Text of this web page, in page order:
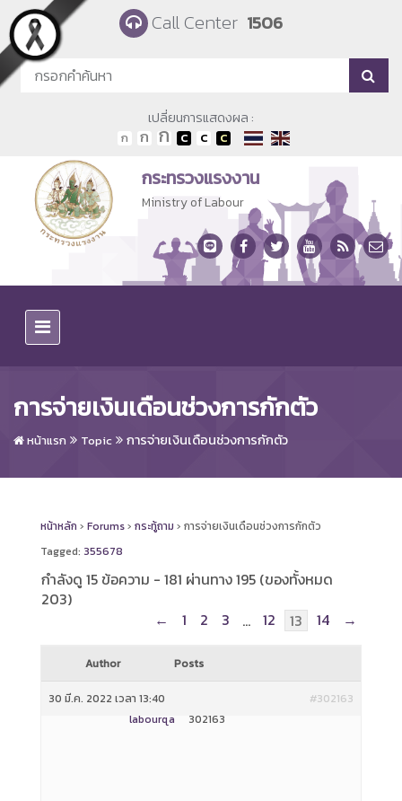
Skip to main content Call Center 1506
เปลี่ยนการแสดงผล :
กระทรวงแรงงาน
Ministry of Labour
การจ่ายเงินเดือนช่วงการกักตัว
หน้าแรก Topic การจ่ายเงินเดือนช่วงการกักตัว
หน้าหลัก › Forums› กระทู้ถาม › การจ่ายเงินเดือนช่วงการกักตัว
Tagged: 355678
กำลังดู 15 ข้อความ - 181 ผ่านทาง 195 (ของทั้งหมด
203)
←
1 2 3 … 12 13 14 →
Author Posts
30 มี.ค. 2022 เวลา 13:40
#302163
labourqa
302163